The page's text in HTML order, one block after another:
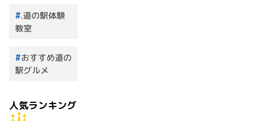
.道の駅体験
教室
おすすめ道の
駅グルメ
人気ランキング